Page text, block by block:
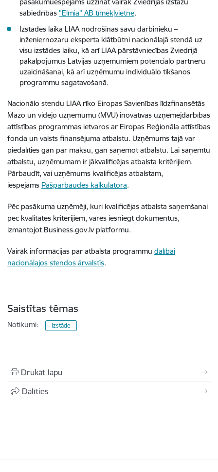
sabiedrības "Elmia" AB tīmekļvietnē.
Izstādes laikā LIAA nodrošinās savu darbinieku –
inženiernozaru eksperta klātbūtni nacionālajā stendā uz
visu izstādes laiku, kā arī LIAA pārstāvniecības Zviedrijā
pakalpojumus Latvijas uzņēmumiem potenciālo partneru
uzaicināšanai, kā arī uzņēmumu individuālo tikšanos
programmu sagatavošanā.
Nacionālo stendu LIAA rīko Eiropas Savienības līdzfinansētās
Mazo un vidējo uzņēmumu (MVU) inovatīvās uzņēmējdarbības
attīstības programmas ietvaros ar Eiropas Reģionāla attīstības
fonda un valsts finansējuma atbalstu. Uzņēmums tajā var
piedalīties gan par maksu, gan saņemot atbalstu. Lai saņemtu
atbalstu, uzņēmumam ir jākvalificējas atbalsta kritērijiem.
Pārbaudīt, vai uzņēmums kvalificējas atbalstam,
iespējams Pašpārbaudes kalkulatorā.
Pēc pasākuma uzņēmēji, kuri kvalificējas atbalsta saņemšanai
pēc kvalitātes kritērijiem, varēs iesniegt dokumentus,
izmantojot Business.gov.lv platformu.
Vairāk informācijas par atbalsta programmu dalībai
nacionālajos stendos ārvalstīs.
Saistītas tēmas
Notikumi: Izstāde
Drukāt lapu
Dalīties